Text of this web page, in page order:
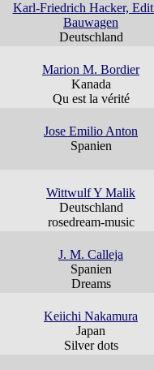
Karl-Friedrich Hacker,
Bauwagen
Deutschland
Marion M. Bordier
Kanada
Qu est la vérité
Jose Emilio Anton
Spanien
Wittwulf Y Malik
Deutschland
rosedream-music
J. M. Calleja
Spanien
Dreams
Keiichi Nakamura
Japan
Silver dots